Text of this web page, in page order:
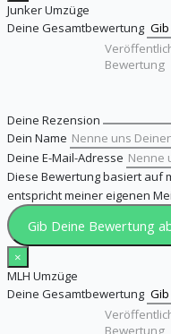
Junker Umzüge
Deine Gesamtbewertung
Deine Rezension
Dein Name
Deine E-Mail-Adresse
Diese Bewertung basiert auf
entspricht meiner eigenen
Gib Deine Bewertung
×
MLH Umzüge
Deine Gesamtbewertung